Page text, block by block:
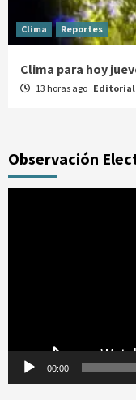
Clima Reportes
Clima para hoy
13 horas ago Editorial
Observación
00:00